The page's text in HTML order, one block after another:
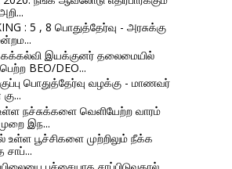
: 5 , 8 பொதுத்தேர்வு - அரசுக்கு
இயக்குனர் தலைமையில்
BEO/DEO...
பொதுத்தேர்வு வழக்கு - மாணவர்
நச்சுக்களை வெளியேற்ற வாரம்
இந...
உள்ள பூச்சிகளை முற்றிலும் நீக்க
பச்சையாக சாப்பிடுவதால்